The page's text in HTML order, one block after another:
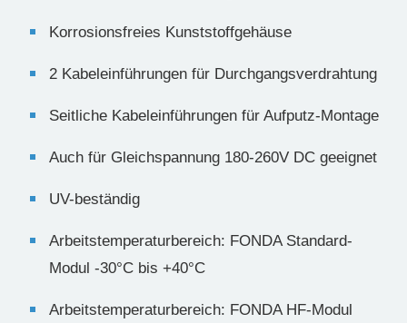
Korrosionsfreies Kunststoffgehäuse
2 Kabeleinführungen für Durchgangsverdrahtung
Seitliche Kabeleinführungen für Aufputz-Montage
Auch für Gleichspannung 180-260V DC geeignet
UV-beständig
Arbeitstemperaturbereich: FONDA Standard-
Modul -30°C bis +40°C
Arbeitstemperaturbereich: FONDA HF-Modul